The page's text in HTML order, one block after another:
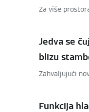
Za više
Jedva se
blizu
Zahvaljujući
Funkcija